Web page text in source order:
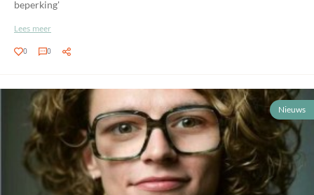
beperking'
Lees meer
0 0
Nieuws